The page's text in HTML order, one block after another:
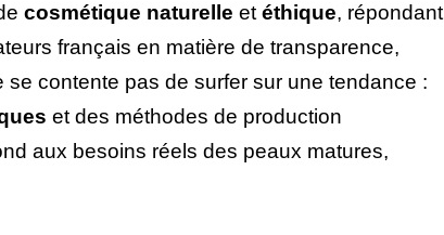
cosmétique naturelle etéthique, répondant
français en matière de transparence,
se contente pas de surfer sur une tendance :
et des méthodes de production
aux besoins réels des peaux matures,